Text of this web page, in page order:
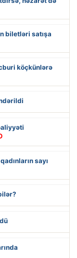
biletləri satışa
köçkünlərə
sayı